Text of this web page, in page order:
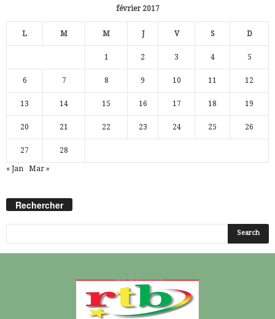
février 2017
L M M J V S D
1 2 3 4 5
6 7 8 9 10 11 12
13 14 15 16 17 18 19
20 21 22 23 24 25 26
27 28
« Jan Mar »
Rechercher